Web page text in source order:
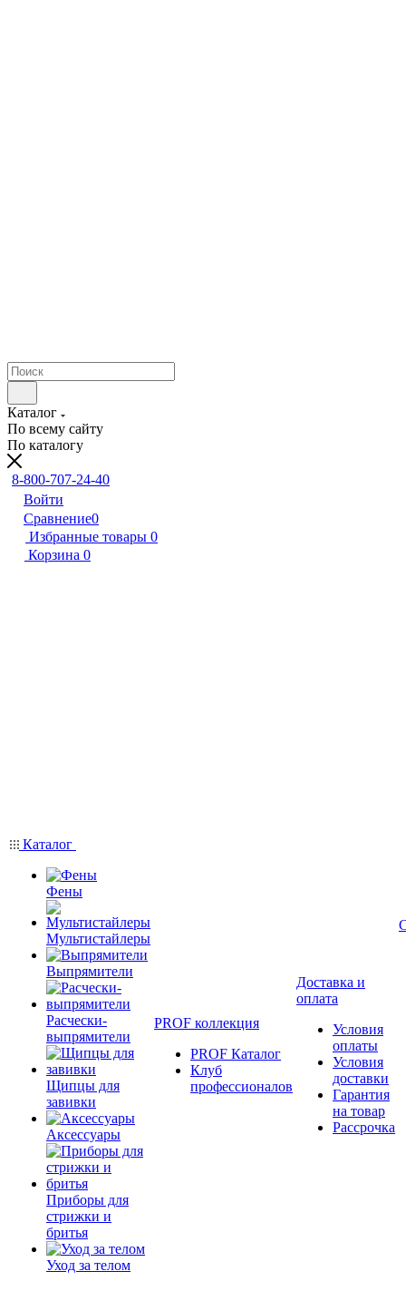
Каталог
По всему сайту
По каталогу
8-800-707-24-40
Войти
Сравнение0
Избранные товары 0
Корзина 0
Каталог
Фены
Мультистайлеры
Выпрямители
Расчески-
выпрямители
Щипцы для
завивки
Аксессуары
Приборы для
стрижки и
бритья
Уход за телом
PROF коллекция
PROF Каталог
Клуб
профессионалов
Доставка и
оплата
Условия
оплаты
Условия
доставки
Гарантия
на товар
Рассрочка